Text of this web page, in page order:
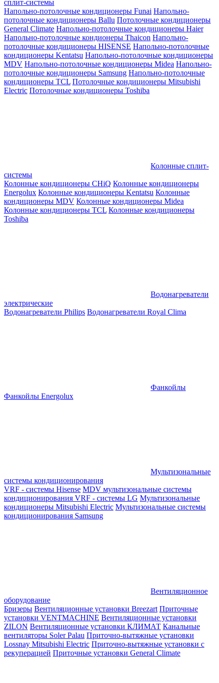
сплит-системы
Напольно-потолочные кондиционеры Funai Напольно-
потолочные кондиционеры Ballu Потолочные кондиционеры
General Climate Напольно-потолочные кондиционеры Haier
Напольно-потолочные кондионеры Thaicon Напольно-
потолочные кондиционеры HISENSE Напольно-потолочные
кондиционеры Kentatsu Напольно-потолочные кондиционеры
MDV Напольно-потолочные кондиционеры Midea Напольно-
потолочные кондиционеры Samsung Напольно-потолочные
кондиционеры TCL Потолочные кондиционеры Mitsubishi
Electric Потолочные кондиционеры Toshiba
Колонные сплит-
системы
Колонные кондиционеры CHiQ Колонные кондиционеры
Energolux Колонные кондиционеры Kentatsu Колонные
кондиционеры MDV Колонные кондиционеры Midea
Колонные кондиционеры TCL Колонные кондиционеры
Toshiba
Водонагреватели
электрические
Водонагреватели Philips Водонагреватели Royal Clima
Фанкойлы
Фанкойлы Energolux
Мультизональные
системы кондиционирования
VRF - системы Hisense MDV мультизональные системы
кондиционирования VRF - системы LG Мультизональные
кондиционеры Mitsubishi Electric Мультизональные системы
кондиционирования Samsung
Вентиляционное
оборудование
Бризеры Вентиляционные установки Breezart Приточные
установки VENTMACHINE Вентиляционные установки
ZILON Вентиляционные установки КЛИМАТ Канальные
вентиляторы Soler Palau Приточно-вытяжные установки
Lossnay Mitsubishi Electric Приточно-вытяжные установки с
рекуперацией Приточные установки General Climate